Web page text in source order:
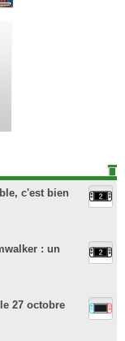
c'est bien
: un
27 octobre